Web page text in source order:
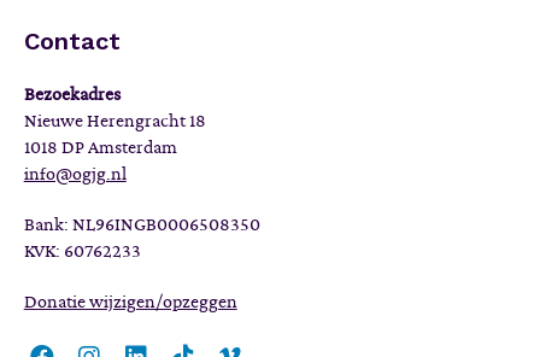
Contact
Bezoekadres
Nieuwe Herengracht 18
1018 DP Amsterdam
info@ogjg.nl
Bank: NL96INGB0006508350
KVK: 60762233
Donatie wijzigen/opzeggen